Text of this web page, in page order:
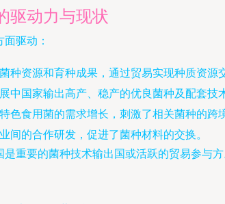
驱动力与现状
驱动：
种资源和育种成果，通过贸易实现种质资源
中国家输出高产、稳产的优良菌种及配套技
色食用菌的需求增长，刺激了相关菌种的跨
间的合作研发，促进了菌种材料的交换。
重要的菌种技术输出国或活跃的贸易参与